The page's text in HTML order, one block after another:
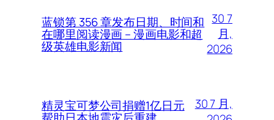
蓝锁第 356 章发布日期、时间和
在哪里阅读漫画 – 漫画电影和超
级英雄电影新闻
30 7
月,
2026
精灵宝可梦公司捐赠1亿日元
30 7 月,